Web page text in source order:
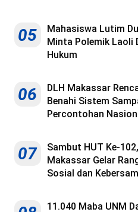
05
Mahasiswa Lutim
Minta Polemik Laoli
Hukum
06
DLH Makassar
Benahi Sistem
Percontohan
07
Sambut HUT Ke-
Makassar Gelar
Sosial dan
11.040 Maba UNM